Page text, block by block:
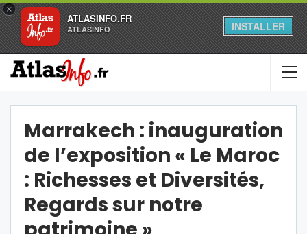
×
ATLASINFO.FR
ATLASINFO INSTALLER
Marrakech : inauguration
de l’exposition « Le Maroc
: Richesses et Diversités,
Regards sur notre